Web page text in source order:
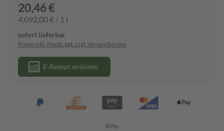
20,46 €
4.092,00 € / 1 l
sofort lieferbar
Preise inkl. MwSt. ggf. zzgl. Versandkosten
E-Rezept einlösen